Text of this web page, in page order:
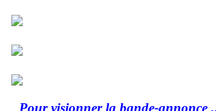
Pour visionner la bande-annonce